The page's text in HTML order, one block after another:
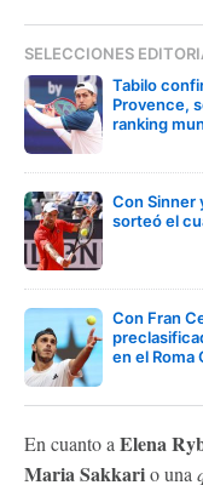
SELECCIONES
Tabilo
Provence,
ranking
Con Sinner
sorteó el
Con Fran
en el Roma
En cuanto a Elena
Maria Sakkario una